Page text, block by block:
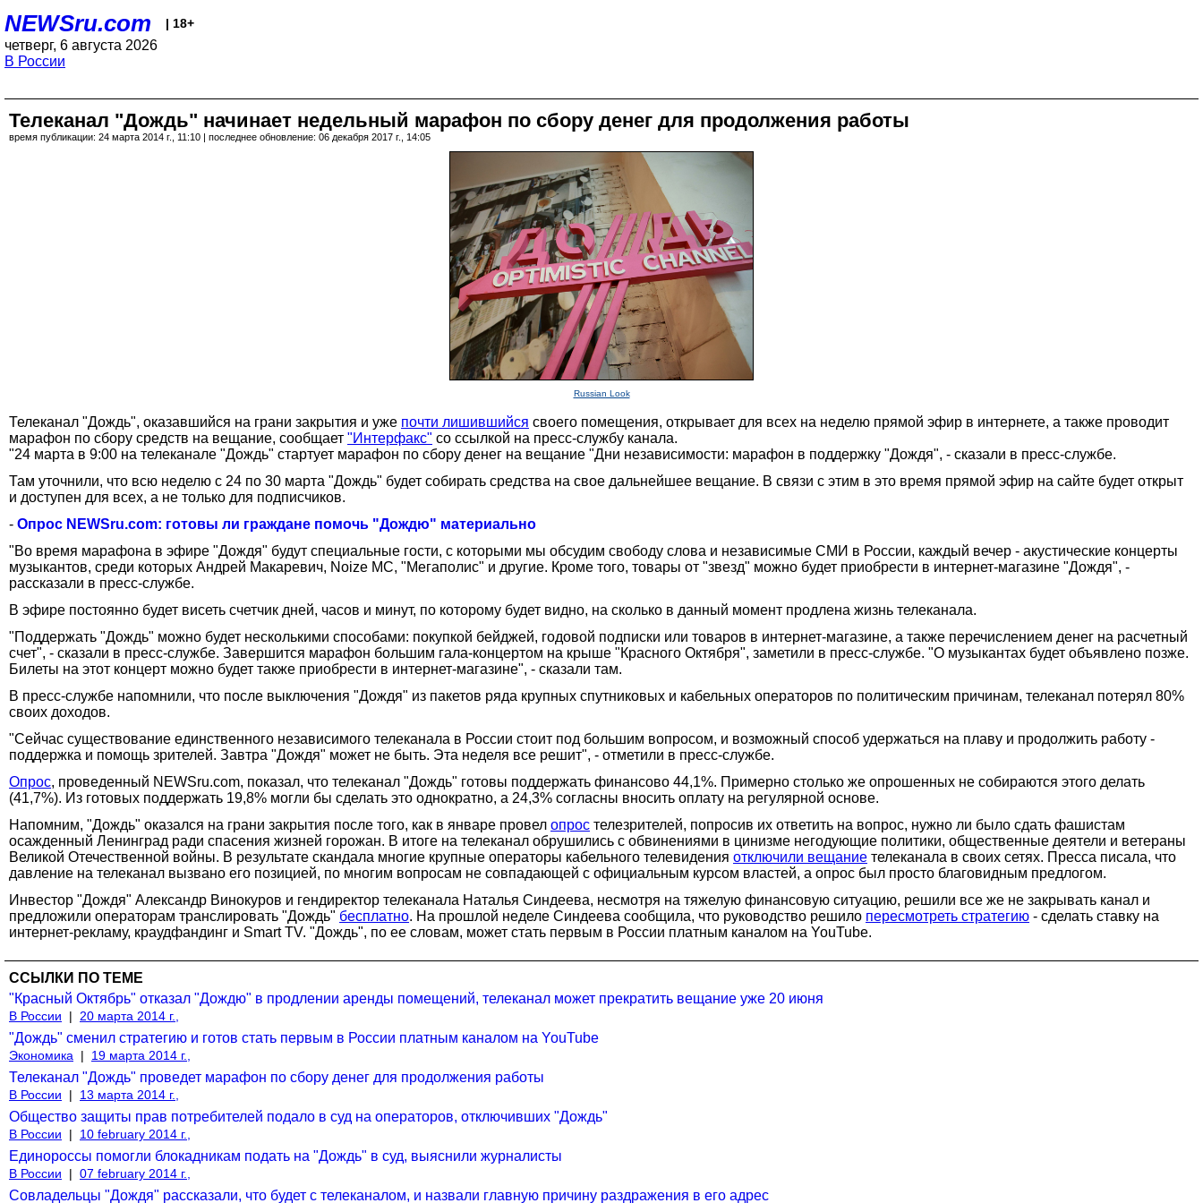
NEWSru.com | 18+
четверг, 6 августа 2026
В России
Телеканал "Дождь" начинает недельный марафон по сбору денег для продолжения работы
время публикации: 24 марта 2014 г., 11:10 | последнее обновление: 06 декабря 2017 г., 14:05
Russian Look
Телеканал "Дождь", оказавшийся на грани закрытия и уже почти лишившийся своего помещения, открывает для всех на неделю прямой эфир в интернете, а также проводит
марафон по сбору средств на вещание, сообщает "Интерфакс" со ссылкой на пресс-службу канала.
"24 марта в 9:00 на телеканале "Дождь" стартует марафон по сбору денег на вещание "Дни независимости: марафон в поддержку "Дождя", - сказали в пресс-службе.
Там уточнили, что всю неделю с 24 по 30 марта "Дождь" будет собирать средства на свое дальнейшее вещание. В связи с этим в это время прямой эфир на сайте будет открыт
и доступен для всех, а не только для подписчиков.
- Опрос NEWSru.com: готовы ли граждане помочь "Дождю" материально
"Во время марафона в эфире "Дождя" будут специальные гости, с которыми мы обсудим свободу слова и независимые СМИ в России, каждый вечер - акустические концерты
музыкантов, среди которых Андрей Макаревич, Noize MC, "Мегаполис" и другие. Кроме того, товары от "звезд" можно будет приобрести в интернет-магазине "Дождя", -
рассказали в пресс-службе.
В эфире постоянно будет висеть счетчик дней, часов и минут, по которому будет видно, на сколько в данный момент продлена жизнь телеканала.
"Поддержать "Дождь" можно будет несколькими способами: покупкой бейджей, годовой подписки или товаров в интернет-магазине, а также перечислением денег на расчетный
счет", - сказали в пресс-службе. Завершится марафон большим гала-концертом на крыше "Красного Октября", заметили в пресс-службе. "О музыкантах будет объявлено позже.
Билеты на этот концерт можно будет также приобрести в интернет-магазине", - сказали там.
В пресс-службе напомнили, что после выключения "Дождя" из пакетов ряда крупных спутниковых и кабельных операторов по политическим причинам, телеканал потерял 80%
своих доходов.
"Сейчас существование единственного независимого телеканала в России стоит под большим вопросом, и возможный способ удержаться на плаву и продолжить работу -
поддержка и помощь зрителей. Завтра "Дождя" может не быть. Эта неделя все решит", - отметили в пресс-службе.
Опрос, проведенный NEWSru.com, показал, что телеканал "Дождь" готовы поддержать финансово 44,1%. Примерно столько же опрошенных не собираются этого делать
(41,7%). Из готовых поддержать 19,8% могли бы сделать это однократно, а 24,3% согласны вносить оплату на регулярной основе.
Напомним, "Дождь" оказался на грани закрытия после того, как в январе провел опрос телезрителей, попросив их ответить на вопрос, нужно ли было сдать фашистам
осажденный Ленинград ради спасения жизней горожан. В итоге на телеканал обрушились с обвинениями в цинизме негодующие политики, общественные деятели и ветераны
Великой Отечественной войны. В результате скандала многие крупные операторы кабельного телевидения отключили вещание телеканала в своих сетях. Пресса писала, что
давление на телеканал вызвано его позицией, по многим вопросам не совпадающей с официальным курсом властей, а опрос был просто благовидным предлогом.
Инвестор "Дождя" Александр Винокуров и гендиректор телеканала Наталья Синдеева, несмотря на тяжелую финансовую ситуацию, решили все же не закрывать канал и
предложили операторам транслировать "Дождь" бесплатно. На прошлой неделе Синдеева сообщила, что руководство решило пересмотреть стратегию - сделать ставку на
интернет-рекламу, краудфандинг и Smart TV. "Дождь", по ее словам, может стать первым в России платным каналом на YouTube.
ССЫЛКИ ПО ТЕМЕ
"Красный Октябрь" отказал "Дождю" в продлении аренды помещений, телеканал может прекратить вещание уже 20 июня
В России | 20 марта 2014 г.,
"Дождь" сменил стратегию и готов стать первым в России платным каналом на YouTube
Экономика | 19 марта 2014 г.,
Телеканал "Дождь" проведет марафон по сбору денег для продолжения работы
В России | 13 марта 2014 г.,
Общество защиты прав потребителей подало в суд на операторов, отключивших "Дождь"
В России | 10 february 2014 г.,
Единороссы помогли блокадникам подать на "Дождь" в суд, выяснили журналисты
В России | 07 february 2014 г.,
Совладельцы "Дождя" рассказали, что будет с телеканалом, и назвали главную причину раздражения в его адрес